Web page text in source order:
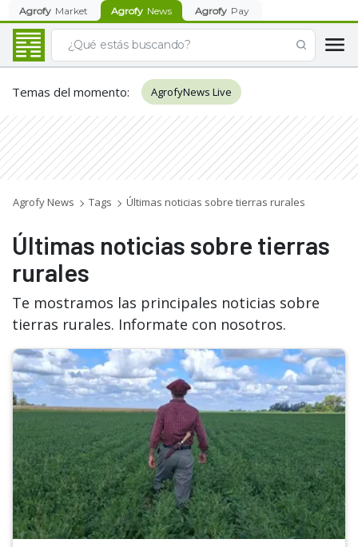
Agrofy Market Agrofy News Agrofy Pay
Temas del momento: AgrofyNews Live
Agrofy News Tags Últimas noticias sobre tierras rurales
Últimas noticias sobre tierras
rurales
Te mostramos las principales noticias sobre
tierras rurales. Informate con nosotros.